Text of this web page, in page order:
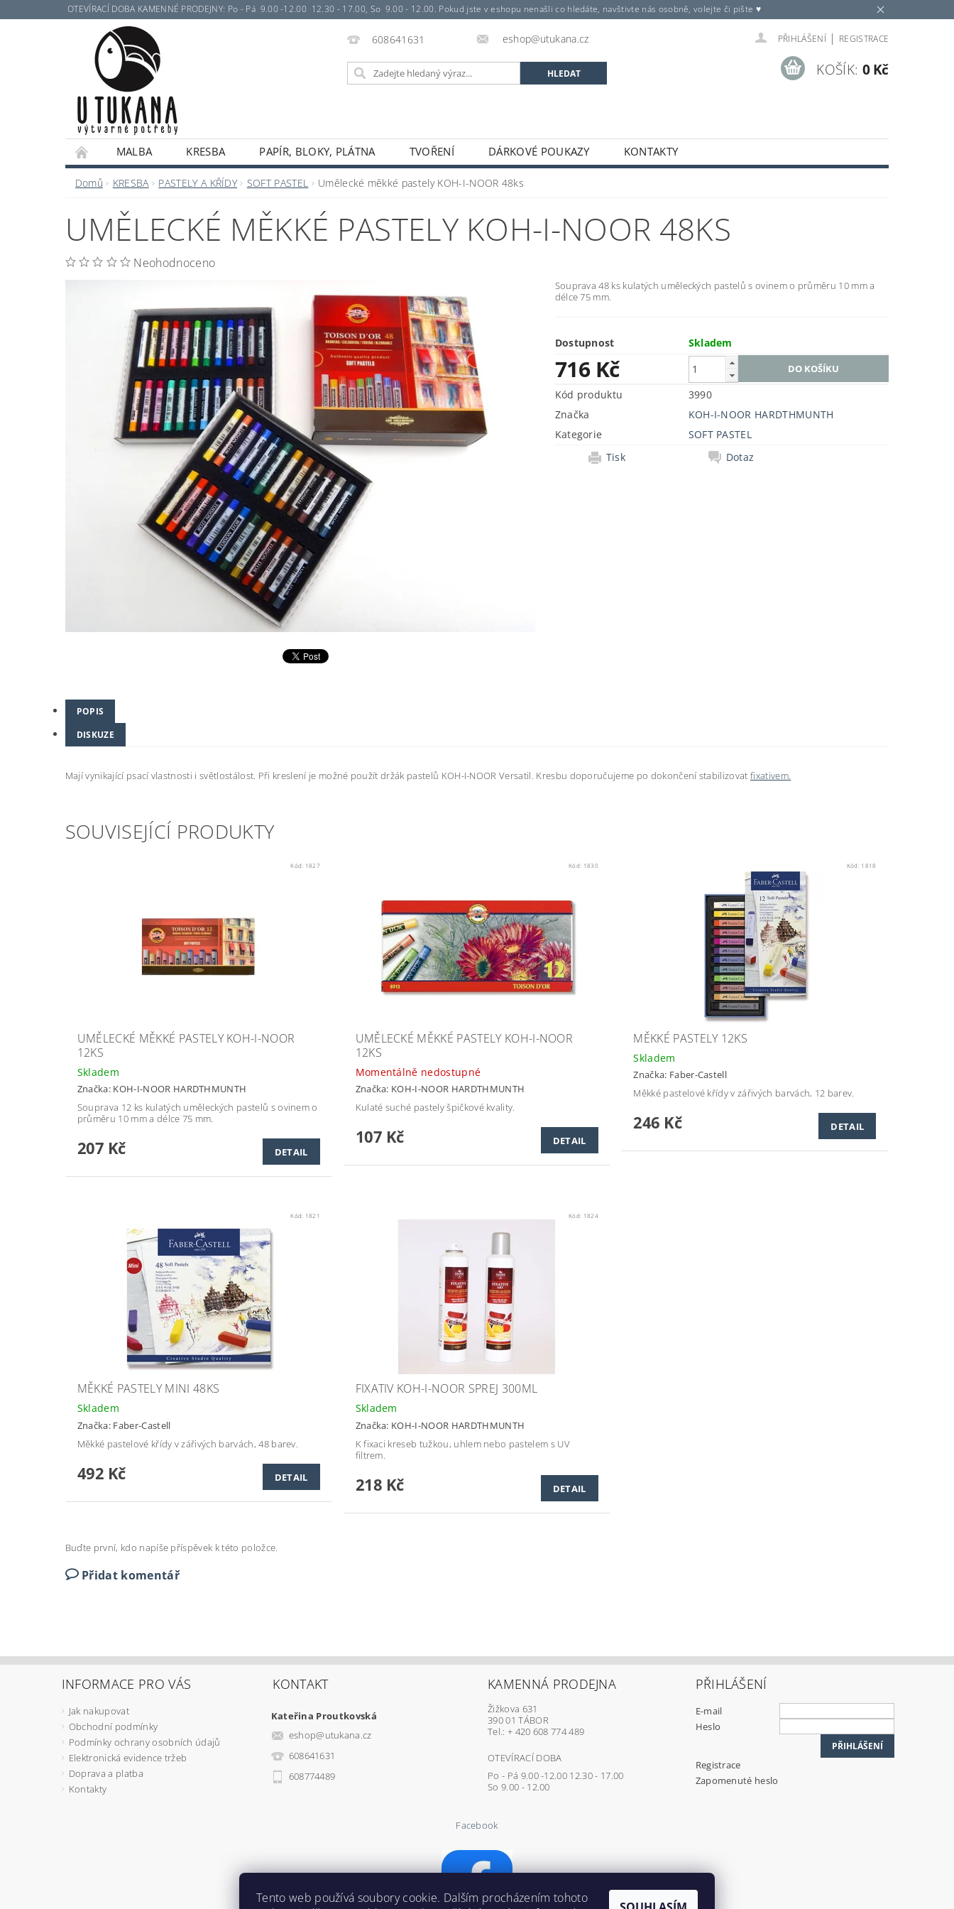
OTEVÍRACÍ DOBA KAMENNÉ PRODEJNY: Po - Pá 9.00 -12.00 12.30 - 17.00, So 9.00 - 12.00. Pokud jste v eshopu nenašli co hledáte, navštivte nás osobně, volejte či pište ♥
608641631 eshop@utukana.cz PŘIHLÁŠENÍ | REGISTRACE
KOŠÍK: 0 Kč
MALBA KRESBA PAPÍR, BLOKY, PLÁTNA TVOŘENÍ DÁRKOVÉ POUKAZY KONTAKTY
Domů KRESBA PASTELY A KŘÍDY SOFT PASTEL Umělecké měkké pastely KOH-I-NOOR 48ks
UMĚLECKÉ MĚKKÉ PASTELY KOH-I-NOOR 48KS
Neohodnoceno
Souprava 48 ks kulatých uměleckých pastelů s ovinem o průměru 10 mm a
délce 75 mm.
Dostupnost Skladem
716 Kč
Kód produktu
3990
Značka
KOH-I-NOOR HARDTHMUNTH
Kategorie
SOFT PASTEL
Tisk
Dotaz
POPIS
DISKUZE
Mají vynikající psací vlastnosti i světlostálost. Při kreslení je možné použít držák pastelů KOH-I-NOOR Versatil. Kresbu doporučujeme po dokončení stabilizovat fixativem.
SOUVISEJÍCÍ PRODUKTY
Kód: 1827
UMĚLECKÉ MĚKKÉ PASTELY KOH-I-NOOR
12KS
Skladem
Značka: KOH-I-NOOR HARDTHMUNTH
Souprava 12 ks kulatých uměleckých pastelů s ovinem o
průměru 10 mm a délce 75 mm.
207 Kč DETAIL
Kód: 1830
UMĚLECKÉ MĚKKÉ PASTELY KOH-I-NOOR
12KS
Momentálně nedostupné
Značka: KOH-I-NOOR HARDTHMUNTH
Kulaté suché pastely špičkové kvality.
107 Kč DETAIL
Kód: 1818
MĚKKÉ PASTELY 12KS
Skladem
Značka: Faber-Castell
Měkké pastelové křídy v zářivých barvách, 12 barev.
246 Kč DETAIL
Kód: 1821
MĚKKÉ PASTELY MINI 48KS
Skladem
Značka: Faber-Castell
Měkké pastelové křídy v zářivých barvách, 48 barev.
492 Kč DETAIL
Kód: 1824
FIXATIV KOH-I-NOOR SPREJ 300ML
Skladem
Značka: KOH-I-NOOR HARDTHMUNTH
K fixaci kreseb tužkou, uhlem nebo pastelem s UV
filtrem.
218 Kč DETAIL
Buďte první, kdo napíše příspěvek k této položce.
Přidat komentář
INFORMACE PRO VÁS
Jak nakupovat
Obchodní podmínky
Podmínky ochrany osobních údajů
Elektronická evidence tržeb
Doprava a platba
Kontakty
KONTAKT
Kateřina Proutkovská
eshop@utukana.cz
608641631
608774489
KAMENNÁ PRODEJNA
Žižkova 631
390 01 TÁBOR
Tel.: + 420 608 774 489
OTEVÍRACÍ DOBA
Po - Pá 9.00 -12.00 12.30 - 17.00
So 9.00 - 12.00
PŘIHLÁŠENÍ
E-mail
Heslo
Registrace
Zapomenuté heslo
Facebook
Tento web používá soubory cookie. Dalším procházením tohoto